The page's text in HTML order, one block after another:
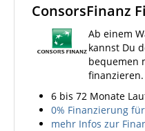
ConsorsFinanz
Ab einem
kannst Du
bequemen
finanzieren.
6 bis 72 Monate
0% Finanzierung
mehr Infos zur